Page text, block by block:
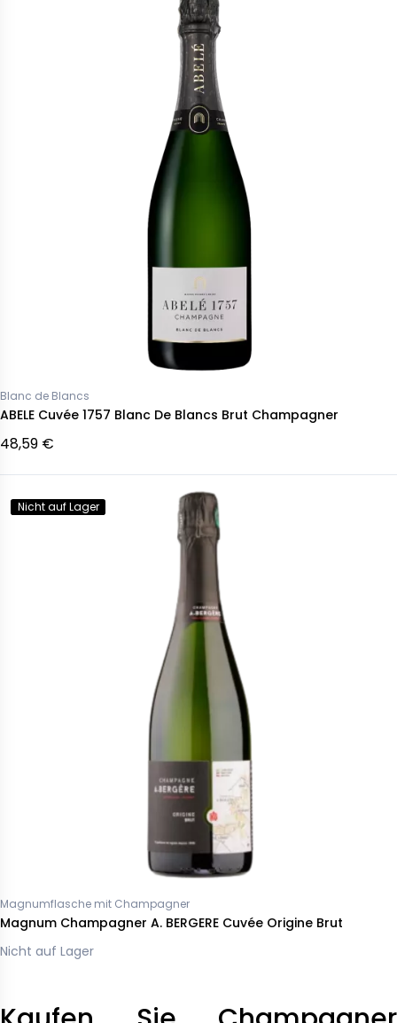
Blanc de Blancs
ABELE Cuvée 1757 Blanc De Blancs Brut Champagner
48,59 €
Nicht auf Lager
Magnumflasche mit Champagner
Magnum Champagner A. BERGERE Cuvée Origine Brut
Nicht auf Lager